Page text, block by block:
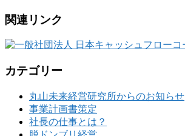
関連リンク
カテゴリー
丸山未来経営研究所からのお知らせ
事業計画書策定
社長の仕事とは？